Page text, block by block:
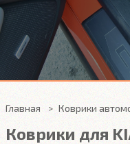
Главная Коврики
Коврики для